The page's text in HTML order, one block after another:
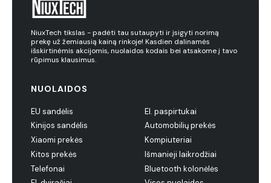
NiuxTech tikslas - padėti tau sutaupyti ir įsigyti norimą
prekę už žemiausią kainą rinkoje! Kasdien dalinamės
išskirtinėmis akcijomis, nuolaidos kodais bei atsakome į tavo
rūpimus klausimus.
NUOLAIDOS
EU sandėlis
Kinijos sandėlis
Xiaomi prekės
Kitos prekės
Telefonai
El. paspirtukai
Automobilių prekės
Kompiuteriai
Išmanieji laikrodžiai
Bluetooth kolonėlės